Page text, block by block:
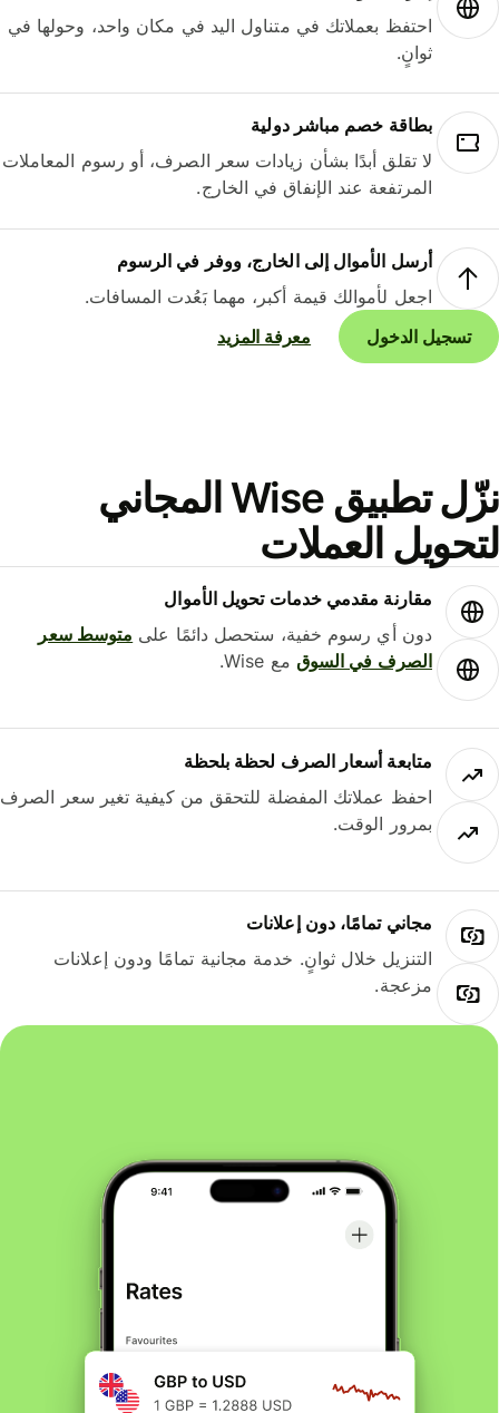
احتفظ بعملاتك في متناول اليد في مكان واحد، وحولها في
ثوانٍ.
بطاقة خصم مباشر دولية
لا تقلق أبدًا بشأن زيادات سعر الصرف، أو رسوم المعاملات
المرتفعة عند الإنفاق في الخارج.
أرسل الأموال إلى الخارج، ووفر في الرسوم
اجعل لأموالك قيمة أكبر، مهما بَعُدت المسافات.
تسجيل الدخول
معرفة المزيد
نزّل تطبيق Wise المجاني
العملات
مقارنة مقدمي خدمات تحويل الأموال
دون أي رسوم خفية، ستحصل دائمًا علىمتوسط ​​سعر
الصرف في السوقمع Wise.
متابعة أسعار الصرف لحظة بلحظة
احفظ عملاتك المفضلة للتحقق من كيفية تغير سعر الصرف
بمرور الوقت.
مجاني تمامًا، دون إعلانات
التنزيل خلال ثوانٍ. خدمة مجانية تمامًا ودون إعلانات
مزعجة.